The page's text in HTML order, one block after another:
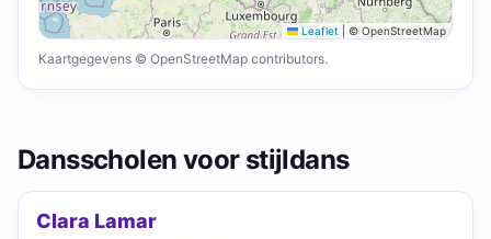
Leaflet © OpenStreetMap
Kaartgegevens © OpenStreetMap contributors.
Dansscholen voor stijldans
Clara Lamar